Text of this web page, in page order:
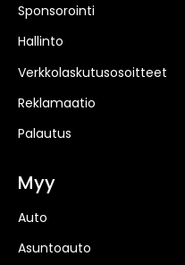
Sponsorointi
Hallinto
Verkkolaskutusosoitteet
Reklamaatio
Palautus
Myy
Auto
Asuntoauto